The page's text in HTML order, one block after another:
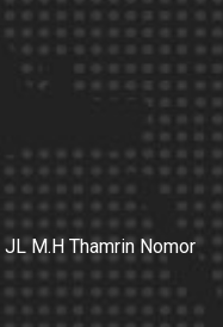
M.H Thamrin Nomor